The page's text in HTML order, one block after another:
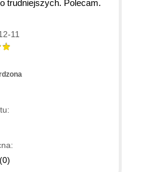
trudniejszych. Polecam.
11
(0)